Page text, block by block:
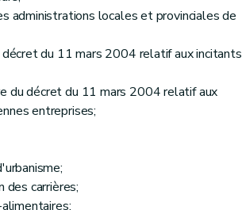
»
du Code de l'Environnement
administrations locales et provinciales de
du 11 mars 2004 relatif aux incitants
du décret du 11 mars 2004 relatif aux
entreprises;
des carrières;